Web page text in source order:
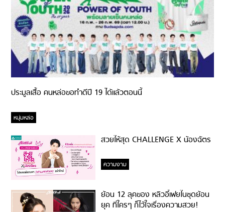
ประมูลเสื้อ คนหล่อขอทำดีปี 19 ได้แล้วตอนนี้
หนุ่มหล่อ
สวยให้สุด CHALLENGE X น้องฉัตร
ความงาม
ย้อน 12 ลุคของ หลิวอี้เฟยในชุดย้อน
ยุค ที่ใครๆ ก็ไว้ใจเรื่องความสวย!